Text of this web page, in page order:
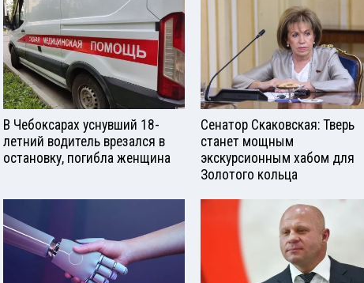
В Чебоксарах уснувший 18-
летний водитель врезался в
остановку, погибла женщина
Сенатор Скаковская: Тверь
станет мощным
экскурсионным хабом для
Золотого кольца